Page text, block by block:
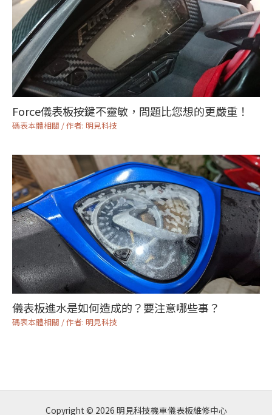
Force儀表板按鍵不靈敏，問題比您想的更嚴重！
碼表本體相關 / 作者: 明見科技
儀表板進水是如何造成的？要注意哪些事？
碼表本體相關 / 作者: 明見科技
Copyright © 2026 明見科技機車儀表板維修中心